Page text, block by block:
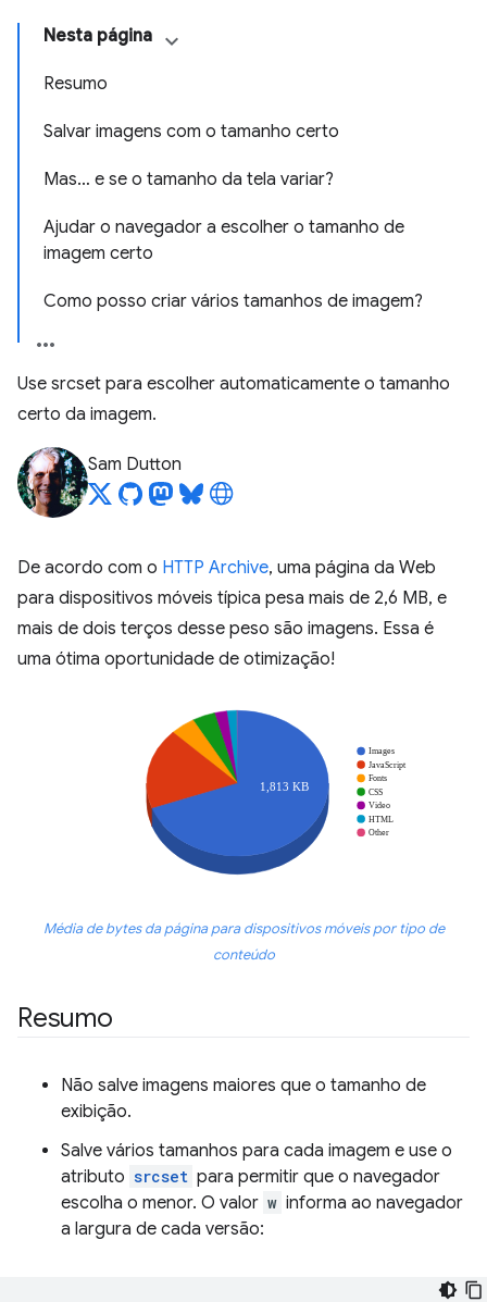
Nesta página
Resumo
Salvar imagens com o tamanho certo
Mas… e se o tamanho da tela variar?
Ajudar o navegador a escolher o tamanho de
imagem certo
Como posso criar vários tamanhos de imagem?
Use srcset para escolher automaticamente o tamanho
certo da imagem.
Sam Dutton
De acordo com o HTTP Archive, uma página da Web
para dispositivos móveis típica pesa mais de 2,6 MB, e
mais de dois terços desse peso são imagens. Essa é
uma ótima oportunidade de otimização!
Média de bytes da página para dispositivos móveis por tipo de
conteúdo
Resumo
Não salve imagens maiores que o tamanho de
exibição.
Salve vários tamanhos para cada imagem e use o
atributo srcset para permitir que o navegador
escolha o menor. O valor w informa ao navegador
a largura de cada versão: